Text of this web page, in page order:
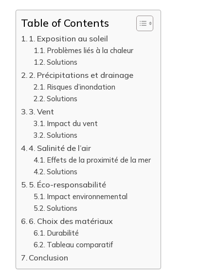
Table of Contents
1. Exposition au soleil
Problèmes liés à la chaleur
Solutions
2. Précipitations et drainage
Risques d’inondation
Solutions
3. Vent
Impact du vent
Solutions
4. Salinité de l’air
Effets de la proximité de la mer
Solutions
5. Éco-responsabilité
Impact environnemental
Solutions
6. Choix des matériaux
Durabilité
Tableau comparatif
Conclusion